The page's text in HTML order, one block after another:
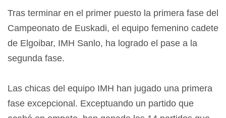
Tras terminar en el primer puesto la primera fase del
Campeonato de Euskadi, el equipo femenino cadete
de Elgoibar, IMH Sanlo, ha logrado el pase a la
segunda fase.
Las chicas del equipo IMH han jugado una primera
fase excepcional. Exceptuando un partido que